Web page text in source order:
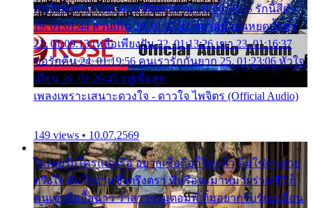
คนใจมาร 17. 00:54:50 คืนทรมาน 18. 00:58:25 รักนี้สีดำ
19. 01:01:44 ส่วนเกิน 20. 01:05:42 หยาดน้ำฝนหยดน้ำตา
21. 01:09:13 เหลือเพียงฝัน 22. 01:13:26 เขา 23. 01:16:37
ขอรักคืน 24. 01:19:56 คนเรารักกันยาก 25. 01:23:06 หัวใจ
เถื่อน 26. 01:26:45 อยู่เพื่อลูก
เพลงเพราะเสนาะดวงใจ - ดาวใจ ไพจิตร (Official Audio)
149 views • 10.07.2569
ไม่เคยรักใครแน่หรือ อยากเชื่อถือก็ไม่กล้า ติ๋มใช่คนสวย
ตรึงใจ ติ๋มใช่งามซึ้งตรึงตรา พี่หรือจะมาหมายร่วมชีวี ก็
คนเขาลืออื้อฉาว ว่าสาวๆรุมตอมพี่ ติ๋มอยากรับรักเหมือน